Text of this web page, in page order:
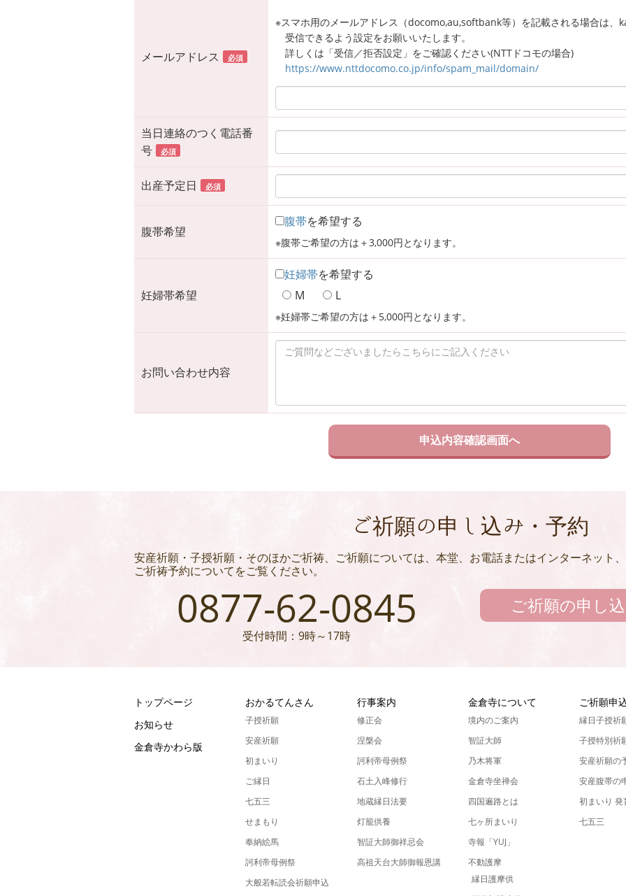
メールアドレス 必須
※スマホ用のメールアドレス（docomo,au,softbank等）を記載される場合は
受信できるよう設定をお願いいたします。
詳しくは「受信／拒否設定」をご確認ください(NTTドコモの場合)
https://www.nttdocomo.co.jp/info/spam_mail/domain/
当日連絡のつく電話番
号
必須
出産予定日 必須
腹帯希望
腹帯を希望する
※腹帯ご希望の方は＋3,000円となります。
妊婦帯希望
妊婦帯を希望する
M
L
※妊婦帯ご希望の方は＋5,000円となります。
お問い合わせ内容
ご祈願の申し込み・予約
安産祈願・子授祈願・そのほかご祈祷、ご祈願については、本堂、お電話またはインターネット
ご祈祷予約についてをご覧ください。
0877-62-0845
受付時間：9時～17時
ご祈願の申し
トップページ
お知らせ
金倉寺かわら版
おかるてんさん
子授祈願
安産祈願
初まいり
ご縁日
七五三
せまもり
奉納絵馬
訶利帝母例祭
大般若転読会祈願申込
行事案内
修正会
涅槃会
訶利帝母例祭
石土入峰修行
地蔵縁日法要
灯籠供養
智証大師御祥忌会
高祖天台大師御報恩講
金倉寺について
境内のご案内
智証大師
乃木将軍
金倉寺坐禅会
四国遍路とは
七ヶ所まいり
寺報「YUJ」
不動護摩
縁日護摩供
ご祈願申
縁日子授祈
子授特別祈
安産祈願の
安産腹帯の
初まいり
七五三